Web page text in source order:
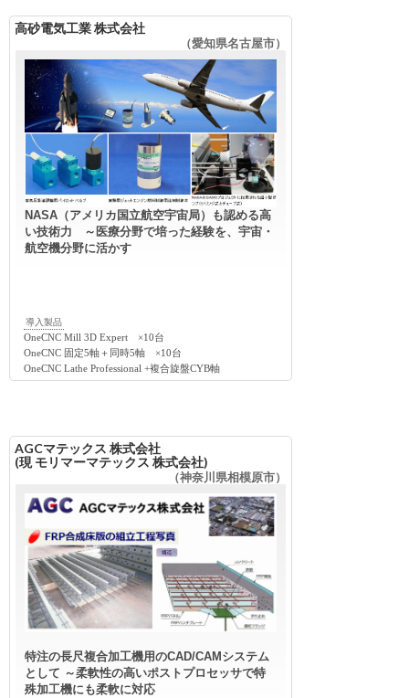
高砂電気工業 株式会社
（愛知県名古屋市）
NASA（アメリカ国立航空宇宙局）も認める高
い技術力 ～医療分野で培った経験を、宇宙・
航空機分野に活かす
導入製品
OneCNC Mill 3D Expert ×10台
OneCNC 固定5軸＋同時5軸 ×10台
OneCNC Lathe Professional +複合旋盤CYB軸
AGCマテックス 株式会社
(現 モリマーマテックス 株式会社)
（神奈川県相模原市）
特注の長尺複合加工機用のCAD/CAMシステム
として ～柔軟性の高いポストプロセッサで特
殊加工機にも柔軟に対応